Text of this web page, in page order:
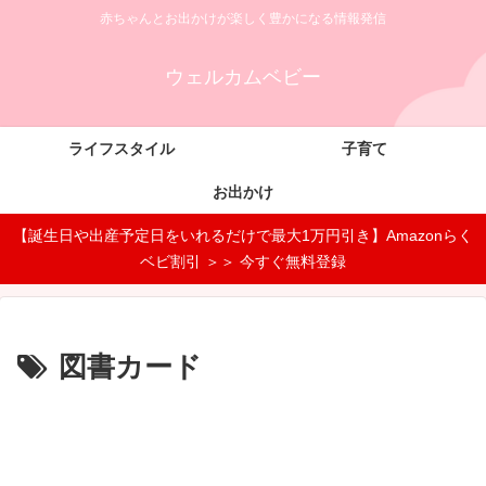
赤ちゃんとお出かけが楽しく豊かになる情報発信
ウェルカムベビー
ライフスタイル 子育て
お出かけ
【誕生日や出産予定日をいれるだけで最大1万円引き】Amazonらく
ベビ割引 ＞＞ 今すぐ無料登録
図書カード